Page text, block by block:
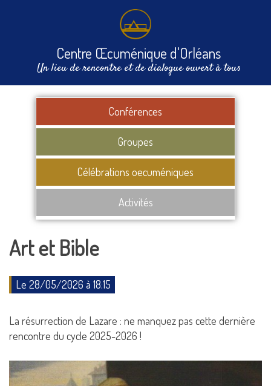
Centre Œcuménique d'Orléans
Un lieu de rencontre et de dialogue ouvert à tous
Conférences
Groupes
Célébrations oecuméniques
Activités
Art et Bible
Le 28/05/2026 à 18:15
La résurrection de Lazare : ne manquez pas cette dernière
rencontre du cycle 2025-2026 !